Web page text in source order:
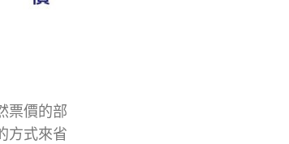
票價的部
方式來省